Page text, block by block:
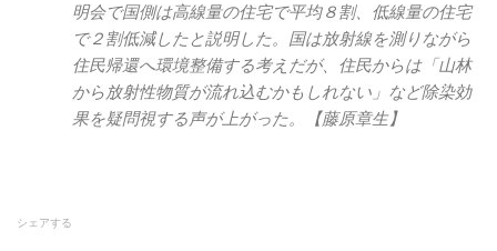
明会で国側は高線量の住宅で平均８割、低線量の住宅
で２割低減したと説明した。国は放射線を測りながら
住民帰還へ環境整備する考えだが、住民からは「山林
から放射性物質が流れ込むかもしれない」など除染効
果を疑問視する声が上がった。【藤原章生】
シェアする